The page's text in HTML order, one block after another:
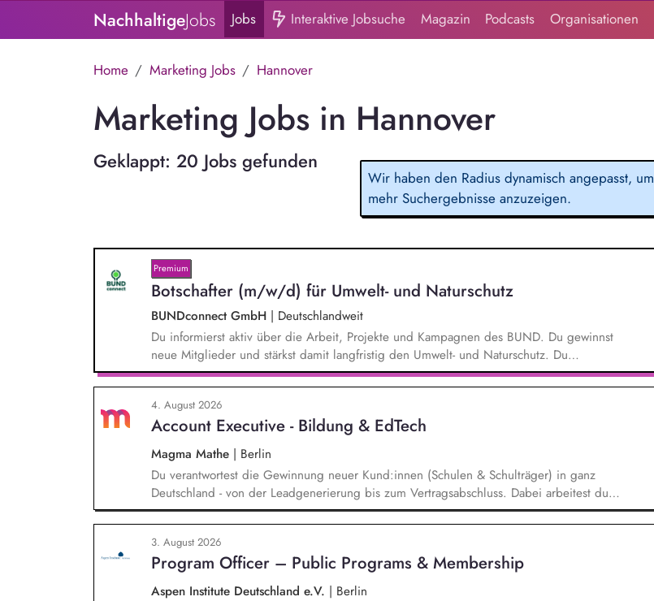
NachhaltigeJobs Jobs Interaktive Jobsuche Magazin Podcasts Organisationen
Home Marketing Jobs Hannover
Marketing Jobs in Hannover
Geklappt: 20 Jobs gefunden
Wir haben den Radius dynamisch angepasst, um
mehr Suchergebnisse anzuzeigen.
Premium
Botschafter (m/w/d) für Umwelt- und Naturschutz
BUNDconnect GmbH | Deutschlandweit
Du informierst aktiv über die Arbeit, Projekte und Kampagnen des BUND. Du gewinnst
neue Mitglieder und stärkst damit langfristig den Umwelt- und Naturschutz. Du
beantwortest Fragen zu Umwelt-, Arten- und Klimaschutz nach bestem Wissen und
Gewissen. Du unterstützt Kampagnen und Aktionen, beispielsweise durch das Sammeln
von Unterschriften für Petitionen.
4. August 2026
Account Executive - Bildung & EdTech
Magma Mathe | Berlin
Du verantwortest die Gewinnung neuer Kund:innen (Schulen & Schulträger) in ganz
Deutschland - von der Leadgenerierung bis zum Vertragsabschluss. Dabei arbeitest du
sowohl mit selbst generierten Leads als auch mit qualifizierten Inbound-Anfragen in einem
typischen Sales-Zyklus von rund zwei Monaten. Außerdem repräsentierst du uns auf
Messen, Konferenzen und Veranstaltungen im Bildungsbereich und trägst aktiv dazu bei,
unsere Marke in Deutschland zu etablieren.
3. August 2026
Program Officer – Public Programs & Membership
Aspen Institute Deutschland e.V. | Berlin